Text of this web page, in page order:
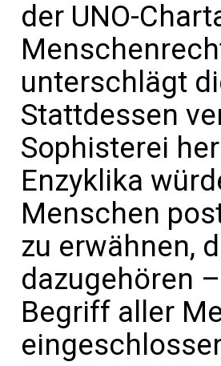
der UNO-
unterschlägt
Stattdessen
Sophisterei
Enzyklika
Menschen
zu erwähnen,
dazugehören
Begriff aller